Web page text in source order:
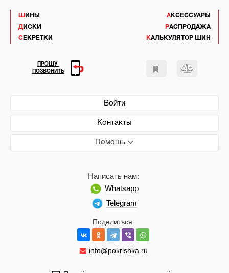
ШИНЫ
ДИСКИ
СЕКРЕТКИ
АКСЕССУАРЫ
РАСПРОДАЖА
КАЛЬКУЛЯТОР ШИН
Войти
Контакты
Помощь
Поделиться:
info@pokrishka.ru
Написать нам:
Whatsapp
Telegram
ПРОШУ
ПОЗВОНИТЬ